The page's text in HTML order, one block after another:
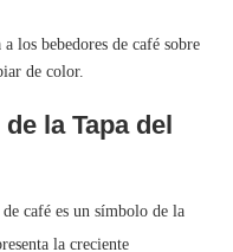
los bebedores de café sobre
de color.
la Tapa del
café es un símbolo de la
la creciente